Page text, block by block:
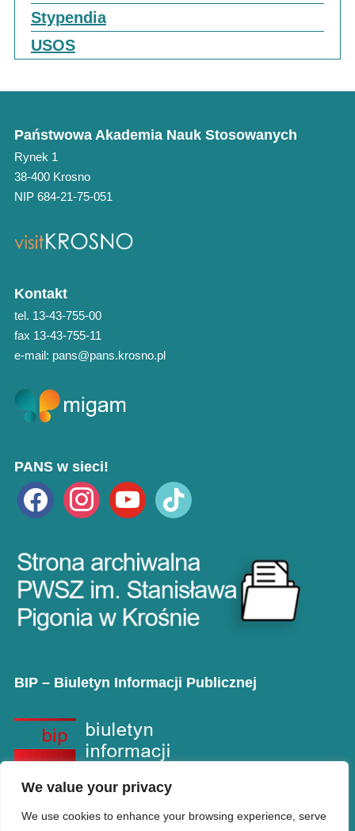
We value your privacy
We use cookies to enhance your browsing experience, serve
Stypendia
USOS
Państwowa Akademia Nauk Stosowanych
Rynek 1
38-400 Krosno
NIP 684-21-75-051
Kontakt
tel. 13-43-755-00
fax 13-43-755-11
e-mail: pans@pans.krosno.pl
PANS w sieci!
facebook instagramyoutube tiktok
BIP – Biuletyn Informacji Publicznej